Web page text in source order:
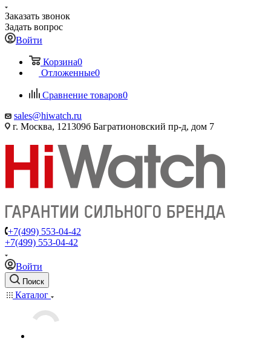
Заказать звонок
Задать вопрос
Войти
Корзина0
Отложенные0
Сравнение товаров0
sales@hiwatch.ru
г. Москва, 121309б Багратионовский пр-д, дом 7
+7(499) 553-04-42
+7(499) 553-04-42
Войти
Поиск
Каталог